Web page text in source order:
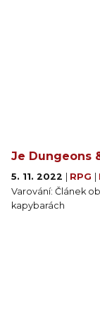
Je Dungeons
5. 11. 2022 | RPG |
Varování: Článek
kapybarách